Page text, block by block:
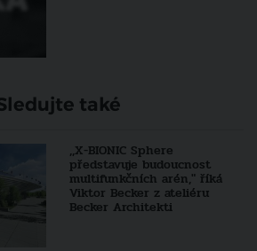
také
,,X-BIONIC Sphere
představuje budoucnost
multifunkčních arén," říká
Viktor Becker z ateliéru
Becker Architekti